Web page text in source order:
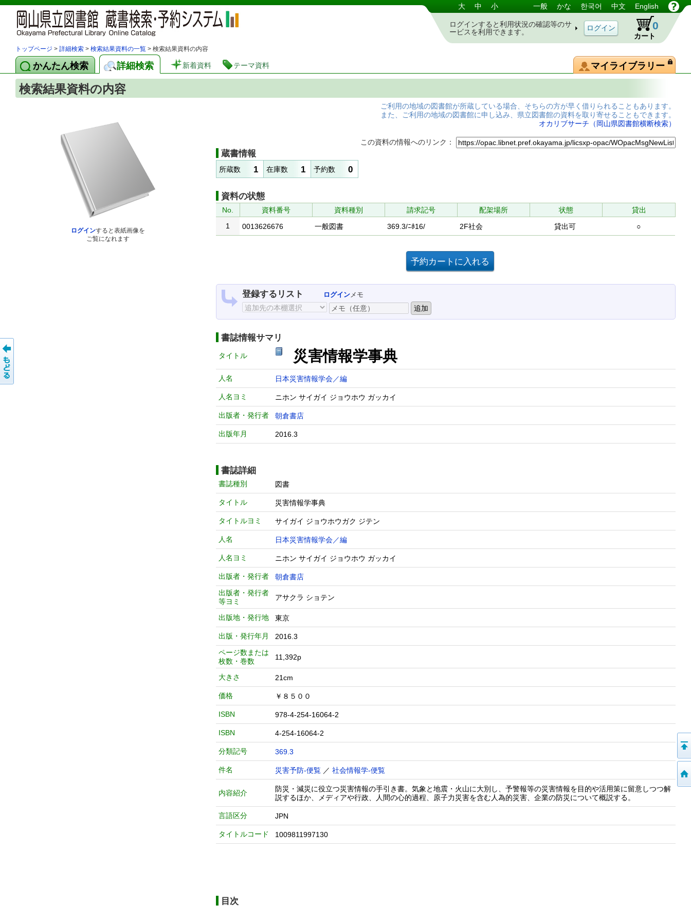
岡山県立図書館 蔵書検索・予約システム 大 中 小 一般 かな 한국어 中文 English
ログインすると利用状況の確認等のサ
ービスを利用できます。
カート
0
トップページ > 詳細検索 > 検索結果資料の一覧 > 検索結果資料の内容
かんたん検索 詳細検索 新着資料 テーマ資料 マイライブラリー
検索結果資料の内容
ログインすると表紙画像を
ご覧になれます
ご利用の地域の図書館が所蔵している場合、そちらの方が早く借りられることもあります。
また、ご利用の地域の図書館に申し込み、県立図書館の資料を取り寄せることもできます。
オカリブサーチ（岡山県図書館横断検索）
この資料の情報へのリンク：
蔵書情報
所蔵数 1 在庫数 1 予約数 0
資料の状態
No. 資料番号 資料種別 請求記号 配架場所 状態
貸出
1
0013626676 一般図書 369.3/ﾆﾎ16/ 2F社会 貸出可 ○
登録するリスト ログインメモ
書誌情報サマリ
タイトル 災害情報学事典
人名 日本災害情報学会／編
人名ヨミ ニホン サイガイ ジョウホウ ガッカイ
出版者・発行者 朝倉書店
出版年月 2016.3
書誌詳細
書誌種別 図書
タイトル 災害情報学事典
タイトルヨミ サイガイ ジョウホウガク ジテン
人名 日本災害情報学会／編
人名ヨミ ニホン サイガイ ジョウホウ ガッカイ
出版者・発行者
朝倉書店
出版者・発行者
等ヨミ
アサクラ ショテン
出版地・発行地 東京
出版・発行年月
2016.3
ページ数または
枚数・巻数
11,392p
大きさ 21cm
価格 ￥８５００
ISBN 978-4-254-16064-2
ISBN 4-254-16064-2
分類記号 369.3
件名 災害予防-便覧 ／ 社会情報学-便覧
内容紹介
防災・減災に役立つ災害情報の手引き書。気象と地震・火山に大別し、予警報等の災害情報を目的や活用策に留意しつつ解
説するほか、メディアや行政、人間の心的過程、原子力災害を含む人為的災害、企業の防災について概説する。
言語区分 JPN
タイトルコード 1009811997130
目次